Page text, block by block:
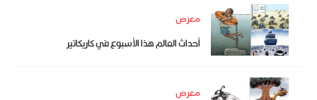
معرض
أحداث العالم هذا الأسبوع في كاريكاتير
معرض